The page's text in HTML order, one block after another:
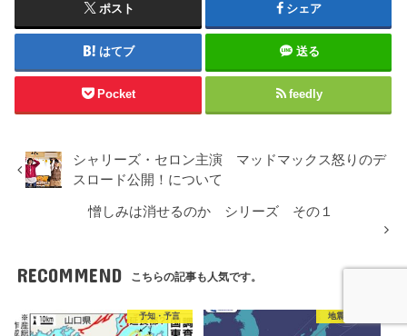
ポスト シェア
はてブ 送る
Pocket feedly
シャリーズ・セロン主演 マッドマックス怒りのデ
スロード公開！について
憎しみは消せるのか シリーズ その１
RECOMMEND こちらの記事も人気です。
予知・予言 地震・火山